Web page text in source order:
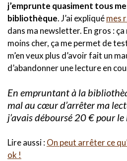
j’emprunte quasiment tous
bibliothèque. J’ai expliquémes
dans ma newsletter. En gros :
moins cher, ça me permet de
m’en veux plus d’avoir fait un
d’abandonner une lecture en
En empruntant à la
mal au cœur d’arrêter ma
j’avais déboursé 20 € pour
Lire aussi :On peut arrêter ce
ok !